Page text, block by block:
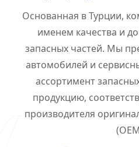
Основанная в Турции,
именем качества и
запасных частей. Мы
автомобилей и
ассортимент
продукцию,
производителя